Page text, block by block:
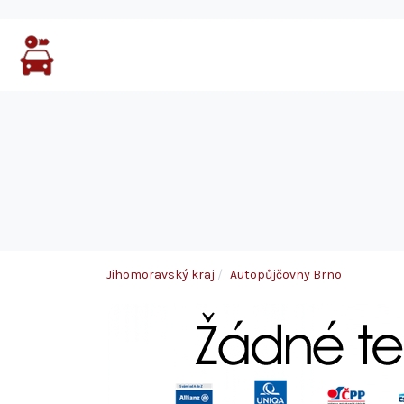
Jihomoravský kraj Autopůjčovny Brno